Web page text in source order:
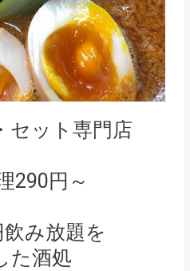
セット専門店
290円～
飲み放題を
た酒処